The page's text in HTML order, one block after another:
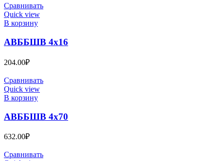
Сравнивать
Quick view
В корзину
АВББШВ 4х16
204.00₽
Сравнивать
Quick view
В корзину
АВББШВ 4х70
632.00₽
Сравнивать